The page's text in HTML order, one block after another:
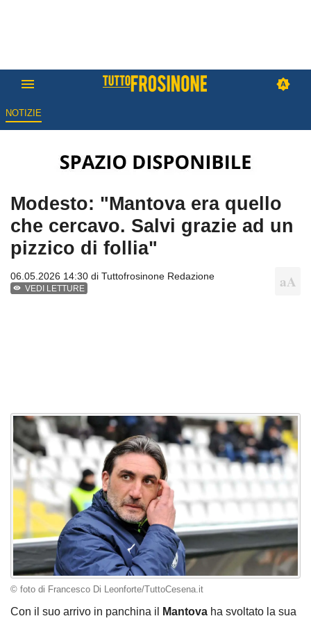
NOTIZIE
Modesto: "Mantova era quello
che cercavo. Salvi grazie ad un
pizzico di follia"
06.05.2026 14:30 di Tuttofrosinone Redazione
VEDI LETTURE
© foto di Francesco Di Leonforte/TuttoCesena.it
Con il suo arrivo in panchina il Mantova ha svoltato la sua